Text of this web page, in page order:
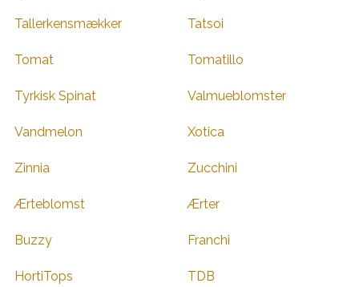
Tallerkensmækker Tatsoi
Tomat Tomatillo
Tyrkisk Spinat Valmueblomster
Vandmelon Xotica
Zinnia Zucchini
Ærteblomst Ærter
Buzzy Franchi
HortiTops TDB